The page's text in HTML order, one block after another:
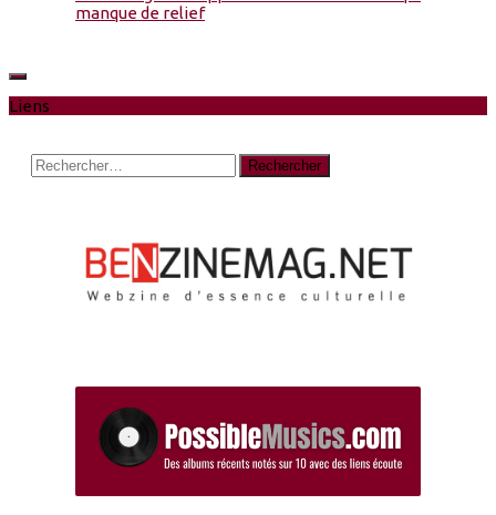
manque de relief
Liens
Rechercher :